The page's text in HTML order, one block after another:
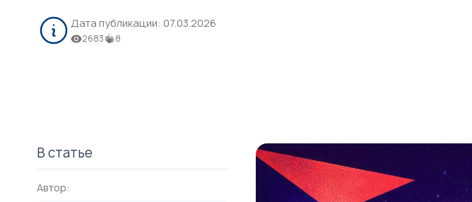
Дата публикации: 07.03.2026
2683 8
В статье
Автор: